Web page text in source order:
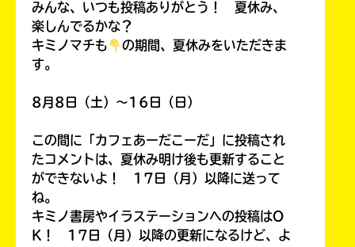
みんな、いつも投稿ありがとう！ 夏休み、
楽しんでるかな？
キミノマチも
の期間、夏休みをいただきま
す。
8月8日（土）～16日（日）
この間に「カフェあーだこーだ」に投稿され
たコメントは、夏休み明け後も更新すること
ができないよ！ 17日（月）以降に送って
ね。
キミノ書房やイラステーションへの投稿はO
K！ 17日（月）以降の更新になるけど、よ